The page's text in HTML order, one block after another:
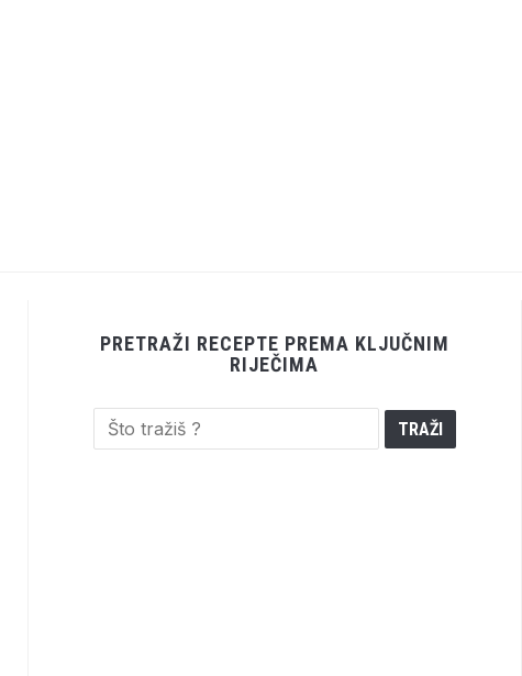
PRETRAŽI RECEPTE PREMA KLJUČNIM
RIJEČIMA